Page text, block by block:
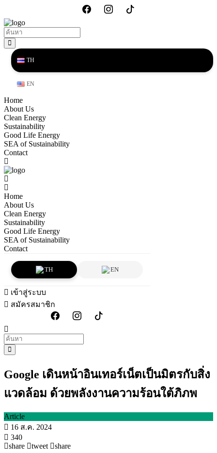
TH
EN
Home
About Us
Clean Energy
Sustainability
Good Life Energy
SEA of Sustainability
Contact
Home
About Us
Clean Energy
Sustainability
Good Life Energy
SEA of Sustainability
Contact
TH EN
เข้าสู่ระบบ
สมัครสมาชิก
Google เดินหน้าอินเทอร์เน็ตเป็นมิตรกับสิ่ง
แวดล้อม ด้วยพลังงานความร้อนใต้ภิภพ
Article
16 ส.ค. 2024
340
share
tweet share